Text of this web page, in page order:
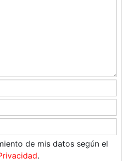
de mis datos según el
.